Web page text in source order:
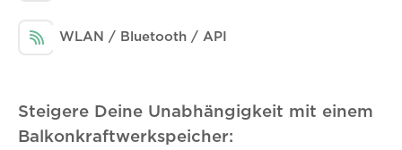
WLAN / Bluetooth / API
Steigere Deine Unabhängigkeit mit einem
Balkonkraftwerkspeicher: